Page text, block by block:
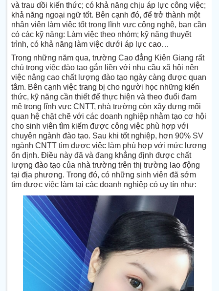
và trau dồi kiến thức; có khả năng chịu áp lực công việc;
khả năng ngoại ngữ tốt. Bên cạnh đó, để trở thành một
nhân viên làm việc tốt trong lĩnh vực công nghệ, bạn cần
có các kỹ năng: Làm việc theo nhóm; kỹ năng thuyết
trình, có khả năng làm việc dưới áp lực cao…
Trong những năm qua, trường Cao đẳng Kiên Giang rất
chú trọng việc đào tạo gắn liền với nhu cầu xã hội nên
việc nâng cao chất lượng đào tạo ngày càng được quan
tâm. Bên cạnh việc trang bị cho người học những kiến
thức, kỹ năng cần thiết để thực hiện và theo đuổi đam
mê trong lĩnh vực CNTT, nhà trường còn xây dựng mối
quan hệ chặt chẽ với các doanh nghiệp nhằm tạo cơ hội
cho sinh viên tìm kiếm được công việc phù hợp với
chuyên ngành đào tạo. Sau khi tốt nghiệp, hơn 90% SV
ngành CNTT tìm được việc làm phù hợp với mức lương
ổn định. Điều này đã và đang khẳng định được chất
lượng đào tạo của nhà trường trên thị trường lao động
tại địa phương. Trong đó, có những sinh viên đã sớm
tìm được việc làm tại các doanh nghiệp có uy tín như: